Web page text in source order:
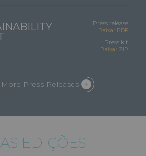
Press release
Baixar PDF
Press kit
Baixar ZIP
More Press Releases
EDIÇÕES